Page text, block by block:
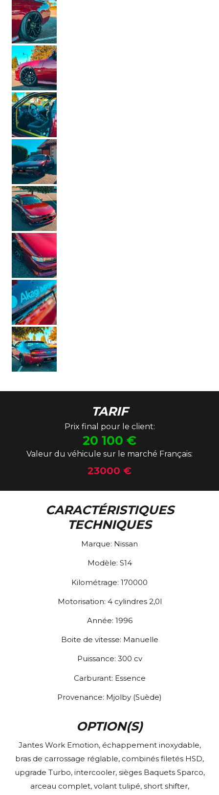
TARIF
Prix final pour le client:
20 100 €
Valeur du véhicule sur le marché Français:
23000 €
CARACTÉRISTIQUES
TECHNIQUES
Marque: Nissan
Modèle: S14
Kilométrage: 170000
Motorisation: 4 cylindres 2,0l
Année: 1996
Boite de vitesse: Manuelle
Puissance: 300 cv
Carburant: Essence
Provenance: Mjolby (Suède)
OPTION(S)
Jantes Work Emotion, échappement inoxydable,
bras de carrossage réglable, combinés filetés HSD,
upgrade Turbo, intercooler, sièges Baquets Sparco,
arceau complet, volant tulipé, short shifter,